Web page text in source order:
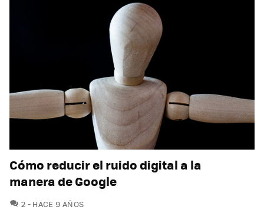
Cómo reducir el ruido digital a la
manera de Google
2 COMENTARIOS
HACE 9 AÑOS